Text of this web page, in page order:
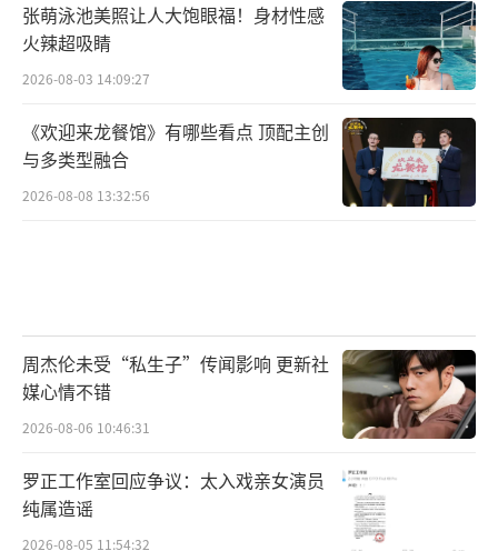
张萌泳池美照让人大饱眼福！身材性感
火辣超吸睛
2026-08-03 14:09:27
《欢迎来龙餐馆》有哪些看点 顶配主创
与多类型融合
2026-08-08 13:32:56
周杰伦未受“私生子”传闻影响 更新社
媒心情不错
2026-08-06 10:46:31
罗正工作室回应争议：太入戏亲女演员
纯属造谣
2026-08-05 11:54:32